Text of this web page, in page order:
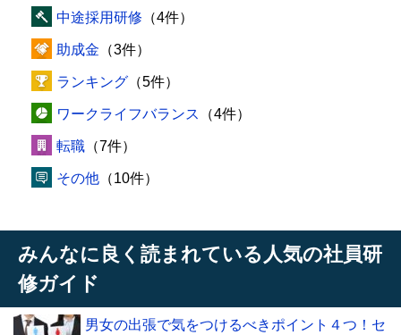
中途採用研修 （4件）
助成金 （3件）
ランキング （5件）
ワークライフバランス （4件）
転職 （7件）
その他 （10件）
みんなに良く読まれている人気の社員研
修ガイド
男女の出張で気をつけるべきポイント４つ！セ